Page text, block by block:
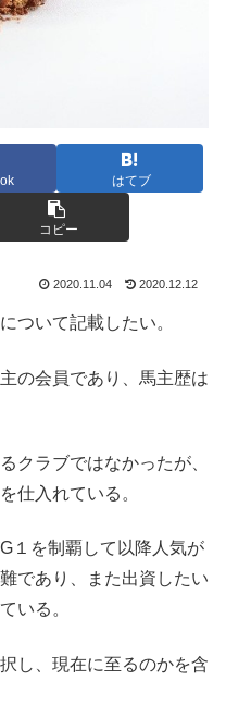
はてブ
コピー
2020.11.04 2020.12.12
ついて記載したい。
の会員であり、馬主歴は
クラブではなかったが、
仕入れている。
１を制覇して以降人気が
であり、また出資したい
いる。
し、現在に至るのかを含